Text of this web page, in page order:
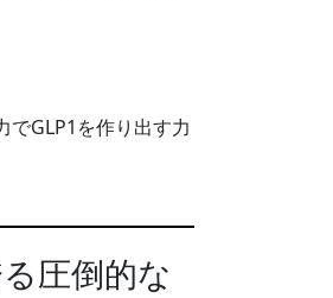
GLP1を作り出す力
圧倒的な